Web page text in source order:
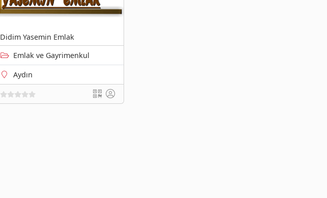
Didim Yasemin Emlak
Emlak ve Gayrimenkul
Aydın